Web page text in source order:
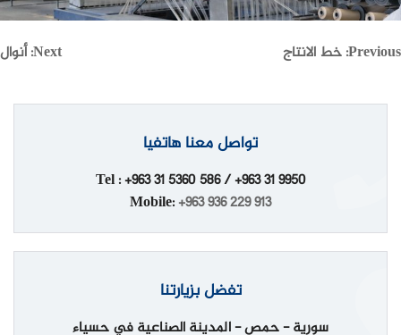
تصفّح
المقالات
Previous: خط الانتاج Next: أنوال
تواصل معنا هاتفيا
Tel : +963 31 5360 586 / +963 31 9950
Mobile:+963 936 229 913
تفضل بزيارتنا
سورية - حمص - المدينة الصناعية في حسياء